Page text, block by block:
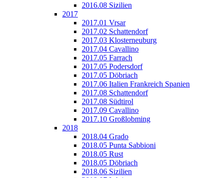
2016.08 Sizilien
2017
2017.01 Vrsar
2017.02 Schattendorf
2017.03 Klosterneuburg
2017.04 Cavallino
2017.05 Farrach
2017.05 Podersdorf
2017.05 Döbriach
2017.06 Italien Frankreich Spanien
2017.08 Schattendorf
2017.08 Südtirol
2017.09 Cavallino
2017.10 Großlobming
2018
2018.04 Grado
2018.05 Punta Sabbioni
2018.05 Rust
2018.05 Döbriach
2018.06 Sizilien